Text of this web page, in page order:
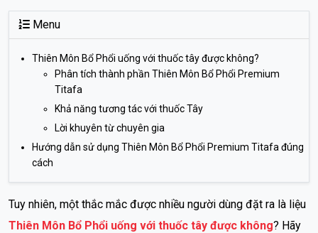
Menu
Thiên Môn Bổ Phổi uống với thuốc tây được không?
Phân tích thành phần Thiên Môn Bổ Phổi Premium
Titafa
Khả năng tương tác với thuốc Tây
Lời khuyên từ chuyên gia
Hướng dẫn sử dụng Thiên Môn Bổ Phổi Premium Titafa đúng
cách
Tuy nhiên, một thắc mắc được nhiều người dùng đặt ra là liệu
Thiên Môn Bổ Phổi uống với thuốc tây được không? Hãy